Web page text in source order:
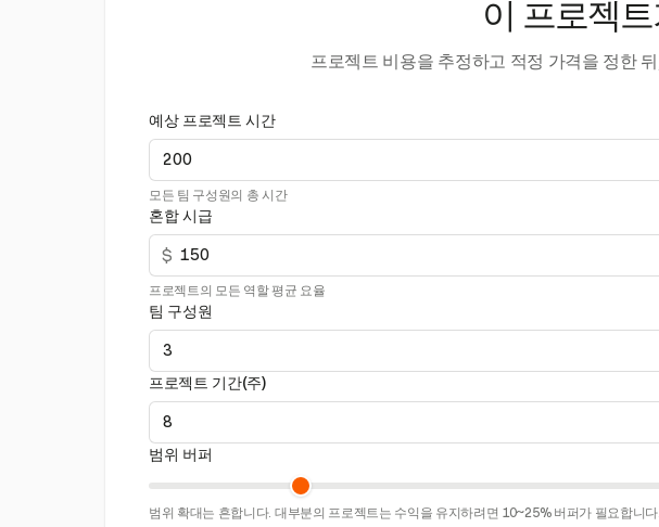
이 프로젝
프로젝트 비용을 추정하고 적정 가격을 정한
예상 프로젝트 시간
모든 팀 구성원의 총 시간
혼합 시급
$
프로젝트의 모든 역할 평균 요율
팀 구성원
프로젝트 기간(주)
범위 버퍼
범위 확대는 흔합니다. 대부분의 프로젝트는 수익을 유지하려면 10~25% 버퍼가 필요합니다.